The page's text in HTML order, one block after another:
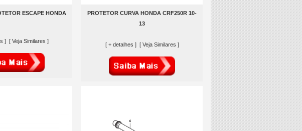
ESCAPE HONDA
] [ Veja Similares ]
PROTETOR CURVA HONDA CRF250R 10-
13
[ + detalhes ] [ Veja Similares ]